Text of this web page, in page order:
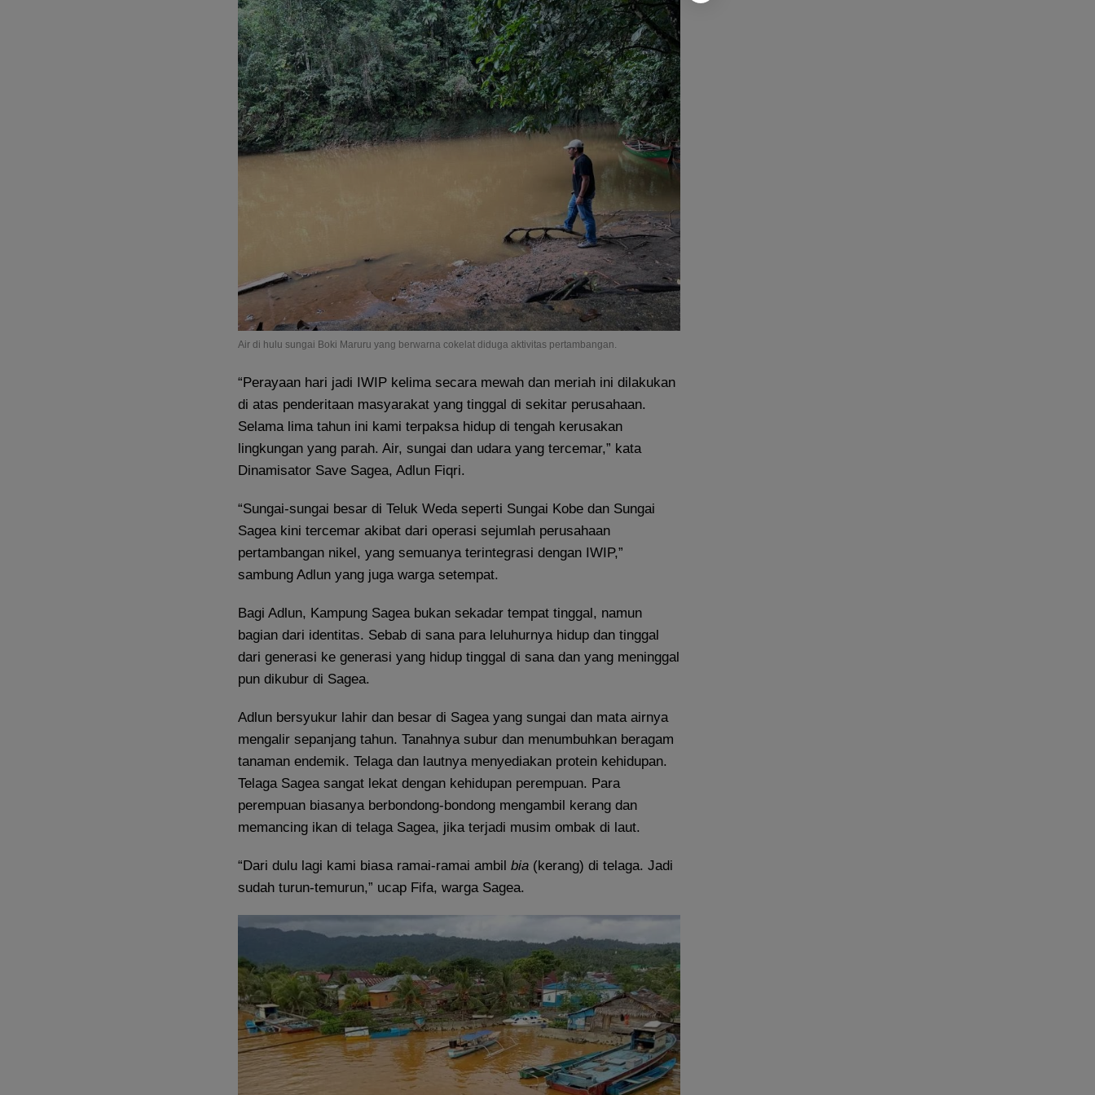
Air di hulu sungai Boki Maruru yang berwarna cokelat diduga aktivitas pertambangan.
“Perayaan hari jadi IWIP kelima secara mewah dan meriah ini dilakukan
di atas penderitaan masyarakat yang tinggal di sekitar perusahaan.
Selama lima tahun ini kami terpaksa hidup di tengah kerusakan
lingkungan yang parah. Air, sungai dan udara yang tercemar,” kata
Dinamisator Save Sagea, Adlun Fiqri.
“Sungai-sungai besar di Teluk Weda seperti Sungai Kobe dan Sungai
Sagea kini tercemar akibat dari operasi sejumlah perusahaan
pertambangan nikel, yang semuanya terintegrasi dengan IWIP,”
sambung Adlun yang juga warga setempat.
Bagi Adlun, Kampung Sagea bukan sekadar tempat tinggal, namun
bagian dari identitas. Sebab di sana para leluhurnya hidup dan tinggal
dari generasi ke generasi yang hidup tinggal di sana dan yang meninggal
pun dikubur di Sagea.
Adlun bersyukur lahir dan besar di Sagea yang sungai dan mata airnya
mengalir sepanjang tahun. Tanahnya subur dan menumbuhkan beragam
tanaman endemik. Telaga dan lautnya menyediakan protein kehidupan.
Telaga Sagea sangat lekat dengan kehidupan perempuan. Para
perempuan biasanya berbondong-bondong mengambil kerang dan
memancing ikan di telaga Sagea, jika terjadi musim ombak di laut.
“Dari dulu lagi kami biasa ramai-ramai ambil bia (kerang) di telaga. Jadi
sudah turun-temurun,” ucap Fifa, warga Sagea.